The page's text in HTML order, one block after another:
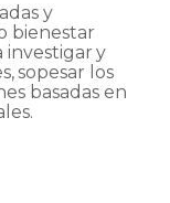
y
bienestar
investigar y
sopesar los
basadas en